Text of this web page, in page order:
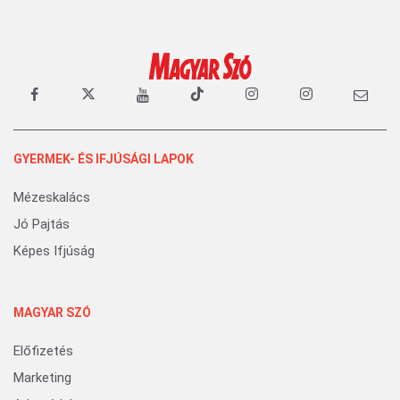
GYERMEK- ÉS IFJÚSÁGI LAPOK
Mézeskalács
Jó Pajtás
Képes Ifjúság
MAGYAR SZÓ
Előfizetés
Marketing